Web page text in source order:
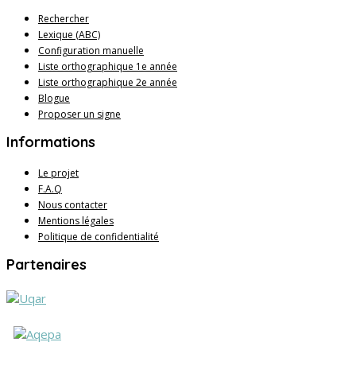
Rechercher
Lexique (ABC)
Configuration manuelle
Liste orthographique 1e année
Liste orthographique 2e année
Blogue
Proposer un signe
Informations
Le projet
F.A.Q
Nous contacter
Mentions légales
Politique de confidentialité
Partenaires